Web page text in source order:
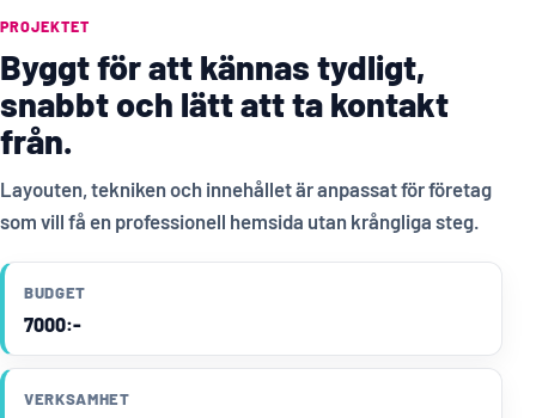
PROJEKTET
Byggt för att kännas tydligt,
snabbt och lätt att ta kontakt
från.
Layouten, tekniken och innehållet är anpassat för företag
som vill få en professionell hemsida utan krångliga steg.
BUDGET
7000:-
VERKSAMHET